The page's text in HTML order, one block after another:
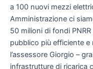
a 100 nuovi mezzi
Amministrazione ci
50 milioni di fondi
pubblico più efficiente
l’assessore Giorgio –
infrastrutture di ricarica